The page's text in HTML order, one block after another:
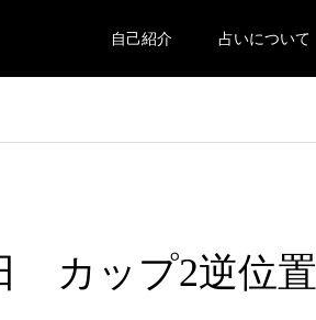
自己紹介 占いについて
カップ2逆位置